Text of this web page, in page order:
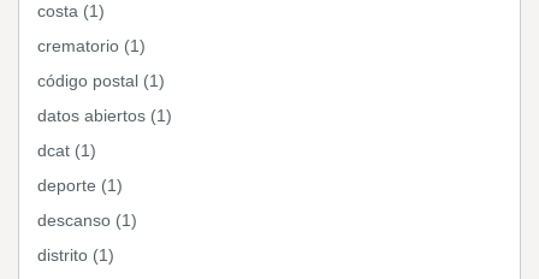
costa (1)
crematorio (1)
código postal (1)
datos abiertos (1)
dcat (1)
deporte (1)
descanso (1)
distrito (1)